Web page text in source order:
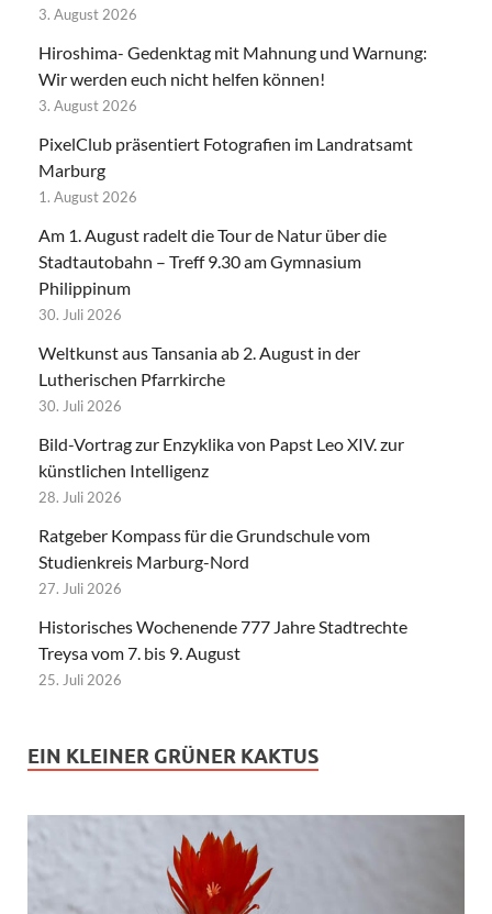
3. August 2026
Hiroshima- Gedenktag mit Mahnung und Warnung:
Wir werden euch nicht helfen können!
3. August 2026
PixelClub präsentiert Fotografien im Landratsamt
Marburg
1. August 2026
Am 1. August radelt die Tour de Natur über die
Stadtautobahn – Treff 9.30 am Gymnasium
Philippinum
30. Juli 2026
Weltkunst aus Tansania ab 2. August in der
Lutherischen Pfarrkirche
30. Juli 2026
Bild-Vortrag zur Enzyklika von Papst Leo XIV. zur
künstlichen Intelligenz
28. Juli 2026
Ratgeber Kompass für die Grundschule vom
Studienkreis Marburg-Nord
27. Juli 2026
Historisches Wochenende 777 Jahre Stadtrechte
Treysa vom 7. bis 9. August
25. Juli 2026
EIN KLEINER GRÜNER KAKTUS